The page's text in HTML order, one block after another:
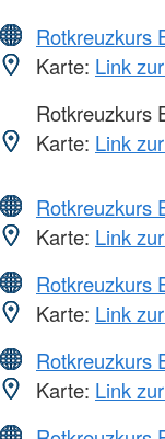
Rotkreuzkurs
Karte: Link
Rotkreuzkurs
Karte: Link
Rotkreuzkurs
Karte: Link
Rotkreuzkurs
Karte: Link
Rotkreuzkurs
Karte: Link